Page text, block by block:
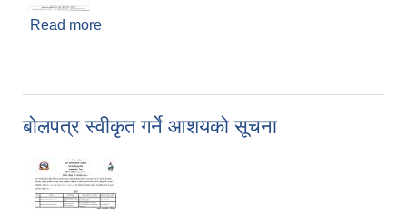
Read more
बोलपत्र स्वीकृत गर्ने आशयको सूचना